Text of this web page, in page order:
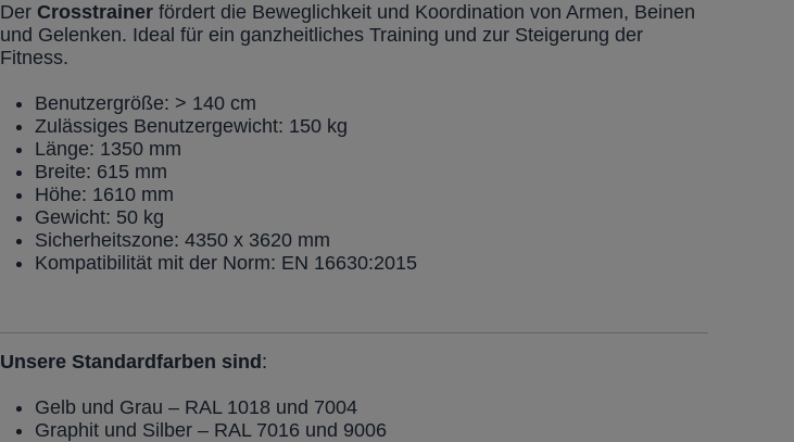
Der Crosstrainer fördert die Beweglichkeit und Koordination von Armen, Beinen
und Gelenken. Ideal für ein ganzheitliches Training und zur Steigerung der
Fitness.
Benutzergröße: > 140 cm
Zulässiges Benutzergewicht: 150 kg
Länge: 1350 mm
Breite: 615 mm
Höhe: 1610 mm
Gewicht: 50 kg
Sicherheitszone: 4350 x 3620 mm
Kompatibilität mit der Norm: EN 16630:2015
Unsere Standardfarben sind :
Gelb und Grau – RAL 1018 und 7004
Graphit und Silber – RAL 7016 und 9006